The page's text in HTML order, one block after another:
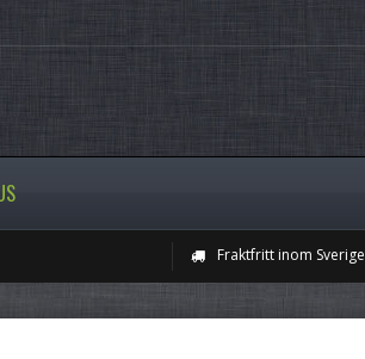
Fraktfritt inom Sverige